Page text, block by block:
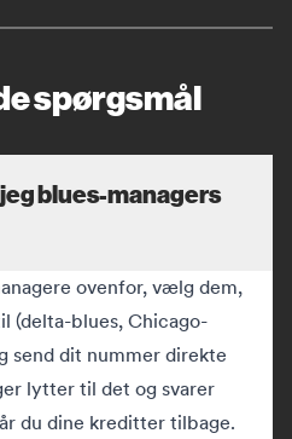
spørgsmål
blues-managers
ovenfor, vælg dem,
(delta-blues, Chicago-
send dit nummer direkte
lytter til det og svarer
du dine kreditter tilbage.